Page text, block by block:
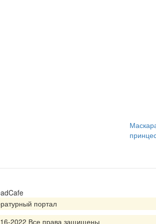
портал
2022 Все права защищены